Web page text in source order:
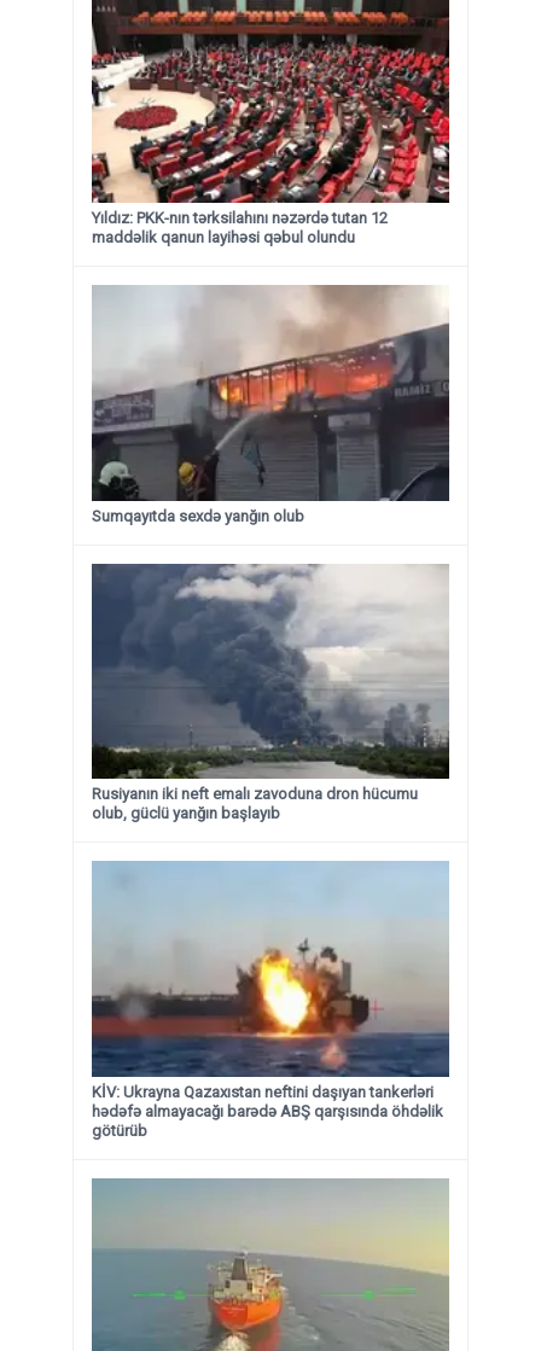
Yıldız: PKK-nın tərksilahını nəzərdə tutan 12
maddəlik qanun layihəsi qəbul olundu ​​​​​​​
Sumqayıtda sexdə yanğın olub
Rusiyanın iki neft emalı zavoduna dron hücumu
olub, güclü yanğın başlayıb
KİV: Ukrayna Qazaxıstan neftini daşıyan tankerləri
hədəfə almayacağı barədə ABŞ qarşısında öhdəlik
götürüb